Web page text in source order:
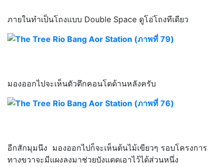
ภายในทำเป็นโถงแบบ Double Space ดูโอ่โถงทีเดียว
มองออกไปจะเห็นตัวตึกคอนโดด้านหลังครับ
อีกสักมุมนึง มองออกไปก็จะเห็นต้นไม้เขียวๆ รอบโครงการ
ทางขวาจะมีแผงลงมาช่วยบังแดดเอาไว้ได้ส่วนหนึ่ง